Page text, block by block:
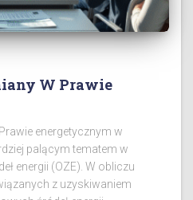
W Prawie
energetycznym w
palącym tematem w
energii (OZE). W obliczu
z uzyskiwaniem